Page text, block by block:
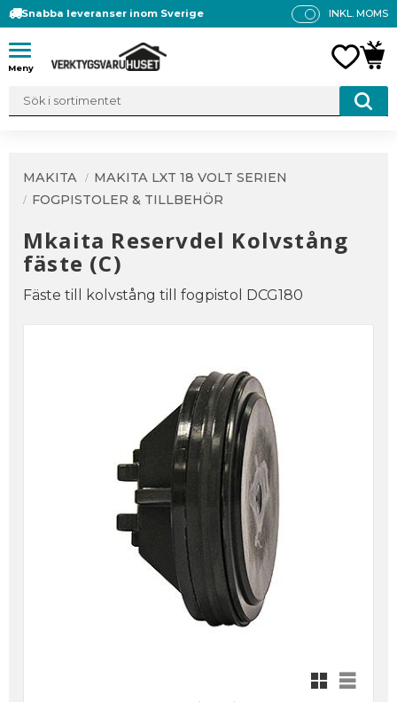
Meny
Snabba leveranser inom Sverige
P
INKL. MOMS
MAKITA
MAKITA LXT 18 VOLT SERIEN
FOGPISTOLER & TILLBEHÖR
Mkaita Reservdel Kolvstång
fäste (C)
Fäste till kolvstång till fogpistol DCG180
Rutnätsvy
Listvy